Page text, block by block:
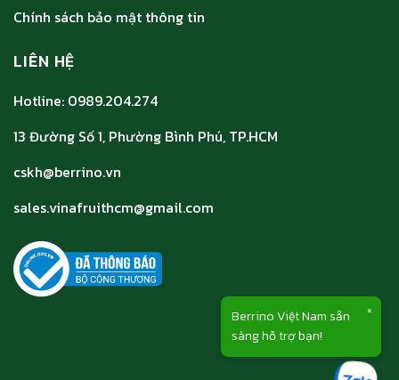
Berrino Việt Nam sẵn
sàng hỗ trợ bạn!
×
Chính sách bảo mật thông tin
LIÊN HỆ
Hotline: 0989.204.274
13 Đường Số 1, Phường Bình Phú, TP.HCM
cskh@berrino.vn
sales.vinafruithcm@gmail.com